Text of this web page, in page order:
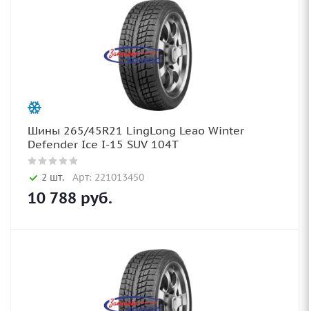
Шины 265/45R21 LingLong Leao Winter
Defender Ice I-15 SUV 104T
2 шт. Арт: 221013450
10 788 руб.